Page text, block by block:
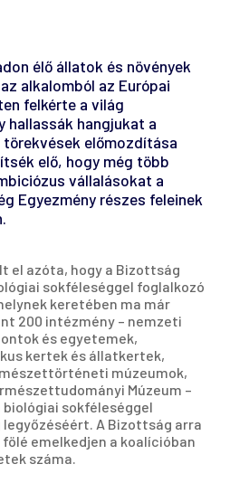
élő állatok és növények
alkalomból az Európai
felkérte a világ
hallassák hangjukat a
előmozdítása
elő, hogy még több
vállalásokat a
Egyezmény részes feleinek
el azóta, hogy a Bizottság
sokféleséggel foglalkozó
keretében ma már
200 intézmény – nemzeti
és egyetemek,
kertek és állatkertek,
múzeumok,
Múzeum –
biológiai sokféleséggel
A Bizottság arra
emelkedjen a koalícióban
száma.